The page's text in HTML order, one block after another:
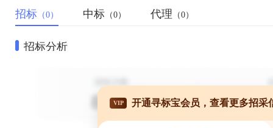
招标 （0） 中标 （0） 代理 （0）
招标分析
VIP 开通寻标宝会员，查看更多招采